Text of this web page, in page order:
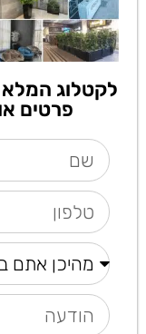
לקטלוג המלא
פרטים או